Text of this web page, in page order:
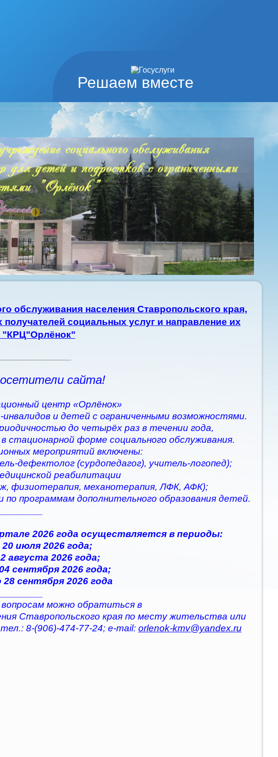
Решаем вместе
обслуживания населения Ставропольского края,
социальных услуг и направление их
"КРЦ"Орлёнок"
сайта!
центр «Орлёнок»
и детей с ограниченными возможностями.
до четырёх раз в течении года,
стационарной форме социального обслуживания.
мероприятий включены:
дефектолог (сурдопедагог), учитель-логопед);
реабилитации
физиотерапия, механотерапия, ЛФК, АФК);
по программам дополнительного образования детей.
2026 года осуществляется в периоды:
июля 2026 года;
августа 2026 года;
сентября 2026 года;
сентября 2026 года
можно обратиться в
Ставропольского края по месту жительства или
8-(906)-474-77-24; e-mail: orlenok-kmv@yandex.ru